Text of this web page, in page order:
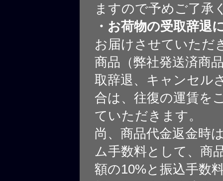
ますので予めご了承
・お荷物の受取辞退
お届けさせていただ
商品（弊社発送済商
取辞退、キャンセル
合は、往復の運賃を
ていただきます。
尚、商品代金返金時
ム手数料として、商
額の10%と振込手数